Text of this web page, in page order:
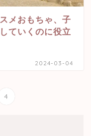
メおもちゃ、子
ていくのに役立
2024-03-04
4